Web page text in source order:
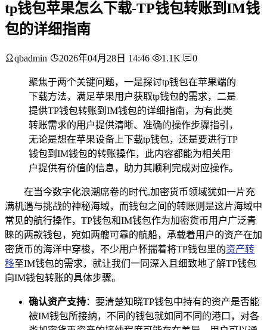
tp钱包苹果怎么下载-TP钱包转账到IM钱
包的详细指南
qbadmin 2026年04月28日 14:46 1.1K 0
聚焦于两个关键问题，一是探讨tp钱包在苹果端的
下载方法，满足苹果用户获取tp钱包的需求，二是
提供TP钱包转账到IM钱包的详细指南，为有此类
转账需求的用户提供清晰、准确的操作步骤指引，
无论是想在苹果设备上下载tp钱包，还是要进行TP
钱包到IM钱包的转账操作，此内容都能为相关用
户提供有价值的信息，助力其顺利完成对应操作。
在当今数字化浪潮席卷的时代,加密货币领域犹如一片充
满机遇与挑战的神秘海域，而钱包之间的转账则是这片海域中
常见的航行操作，TP钱包和IM钱包作为加密货币用户广泛青
睐的两款钱包，宛如两艘可靠的航船，承载着用户的资产在加
密货币的海洋中穿梭，不少用户怀揣着将TP钱包里的资产转
移至IM钱包的需求，就让我们一同深入且细致地了解TP钱包
向IM钱包转账的具体步骤。
确认资产支持：要清楚知晓TP钱包中持有的资产是否能
被IM钱包所接纳，不同的钱包就如同不同的港口，对各